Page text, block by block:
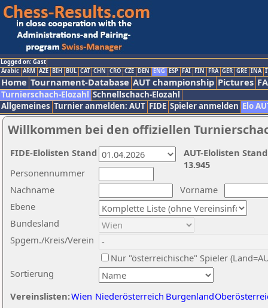
Logged on: Gast
Arabic ARM AZE BIH BUL CAT CHN CRO CZE DEN ENG ESP FAI FIN FRA GER GRE INA
Home Tournament-Database AUT championship Pictures
Turnierschach-Elozahl Schnellschach-Elozahl
Allgemeines Turnier anmelden: AUT FIDE Spieler anmelden Elo
Willkommen bei den offiziellen
Nachname
Vorname
Ebene
Sortierung
Personennummer
Bundesland
Spgem./Kreis/Verein
Nur "österreichische" Spieler
Vereinslisten:Wien Niederösterreich Burgenland
AUT-Elolisten
13.945
FIDE-Elolisten Stand